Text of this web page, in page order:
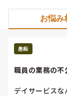
お悩み
愚痴
職員の業務の不
デイサービスな